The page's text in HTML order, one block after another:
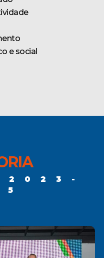
e social
2023-